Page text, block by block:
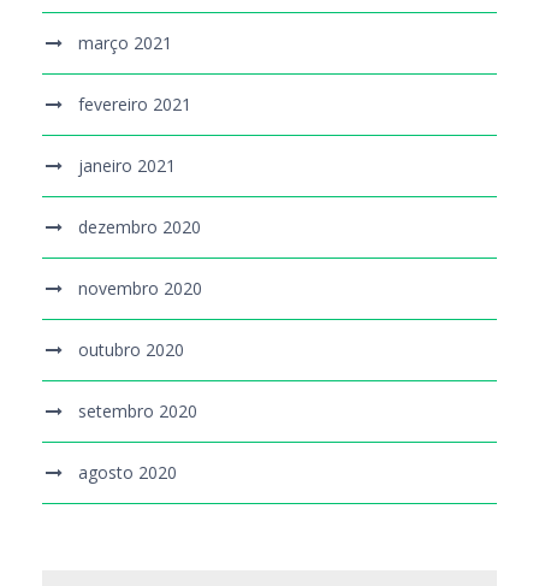
março 2021
fevereiro 2021
janeiro 2021
dezembro 2020
novembro 2020
outubro 2020
setembro 2020
agosto 2020